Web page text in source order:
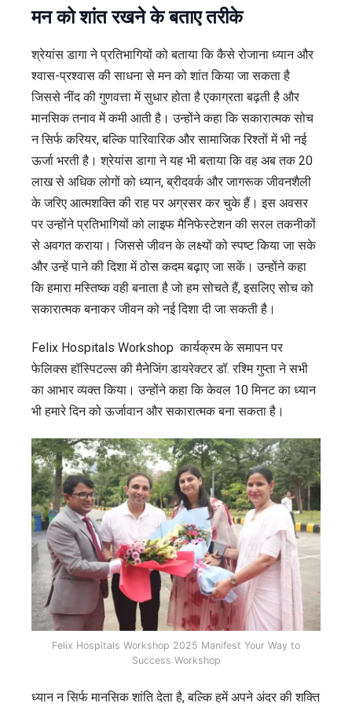
मन को शांत रखने के बताए तरीके
श्रेयांस डागा ने प्रतिभागियों को बताया कि कैसे रोजाना ध्यान और
श्वास-प्रश्वास की साधना से मन को शांत किया जा सकता है
जिससे नींद की गुणवत्ता में सुधार होता है एकाग्रता बढ़ती है और
मानसिक तनाव में कमी आती है। उन्होंने कहा कि सकारात्मक सोच
न सिर्फ करियर, बल्कि पारिवारिक और सामाजिक रिश्तों में भी नई
ऊर्जा भरती है। श्रेयांस डागा ने यह भी बताया कि वह अब तक 20
लाख से अधिक लोगों को ध्यान, ब्रीदवर्क और जागरूक जीवनशैली
के जरिए आत्मशक्ति की राह पर अग्रसर कर चुके हैं। इस अवसर
पर उन्होंने प्रतिभागियों को लाइफ मैनिफेस्टेशन की सरल तकनीकों
से अवगत कराया। जिससे जीवन के लक्ष्यों को स्पष्ट किया जा सके
और उन्हें पाने की दिशा में ठोस कदम बढ़ाए जा सकें। उन्होंने कहा
कि हमारा मस्तिष्क वही बनाता है जो हम सोचते हैं, इसलिए सोच को
सकारात्मक बनाकर जीवन को नई दिशा दी जा सकती है।
Felix Hospitals Workshop कार्यक्रम के समापन पर
फेलिक्स हॉस्पिटल्स की मैनेजिंग डायरेक्टर डॉ. रश्मि गुप्ता ने सभी
का आभार व्यक्त किया। उन्होंने कहा कि केवल 10 मिनट का ध्यान
भी हमारे दिन को ऊर्जावान और सकारात्मक बना सकता है।
Felix Hospitals Workshop 2025 Manifest Your Way to
Success Workshop
ध्यान न सिर्फ मानसिक शांति देता है, बल्कि हमें अपने अंदर की शक्ति